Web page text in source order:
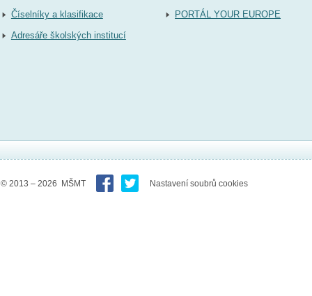
Číselníky a klasifikace
Adresáře školských institucí
PORTÁL YOUR EUROPE
© 2013 – 2026 MŠMT Nastavení soubrů cookies